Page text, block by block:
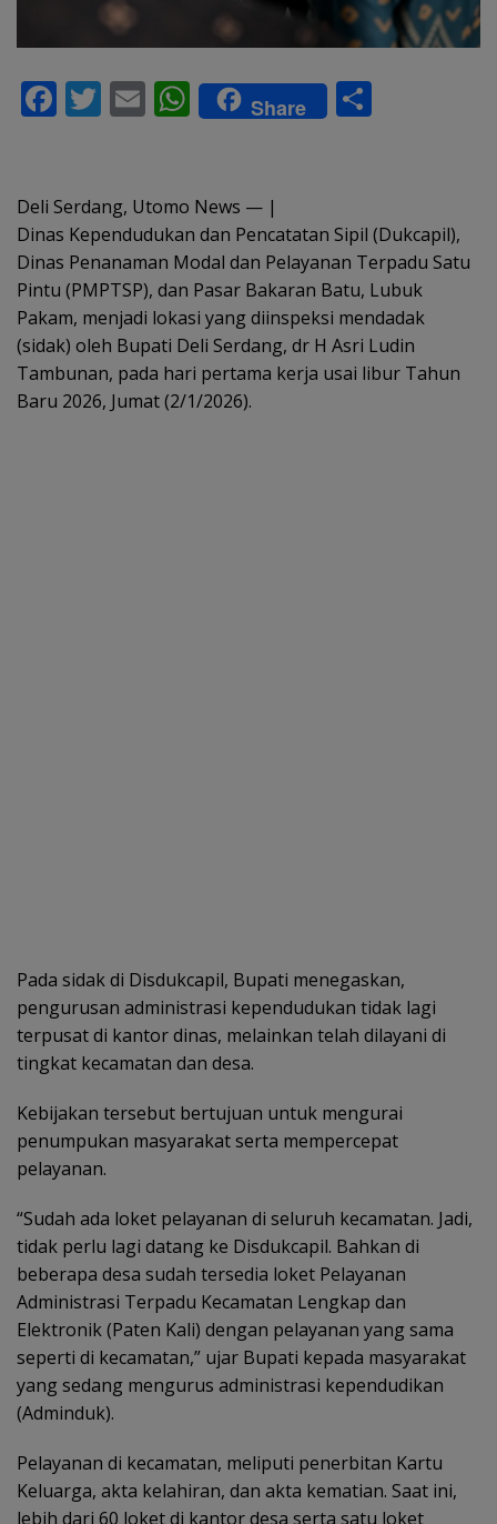
F
b
o
o
k
T
er
E
l
W
h
s
A
p
p
Share
Deli Serdang, Utomo News — |
Dinas Kependudukan dan Pencatatan Sipil (Dukcapil),
Dinas Penanaman Modal dan Pelayanan Terpadu Satu
Pintu (PMPTSP), dan Pasar Bakaran Batu, Lubuk
Pakam, menjadi lokasi yang diinspeksi mendadak
(sidak) oleh Bupati Deli Serdang, dr H Asri Ludin
Tambunan, pada hari pertama kerja usai libur Tahun
Baru 2026, Jumat (2/1/2026).
Pada sidak di Disdukcapil, Bupati menegaskan,
pengurusan administrasi kependudukan tidak lagi
terpusat di kantor dinas, melainkan telah dilayani di
tingkat kecamatan dan desa.
Kebijakan tersebut bertujuan untuk mengurai
penumpukan masyarakat serta mempercepat
pelayanan.
“Sudah ada loket pelayanan di seluruh kecamatan. Jadi,
tidak perlu lagi datang ke Disdukcapil. Bahkan di
beberapa desa sudah tersedia loket Pelayanan
Administrasi Terpadu Kecamatan Lengkap dan
Elektronik (Paten Kali) dengan pelayanan yang sama
seperti di kecamatan,” ujar Bupati kepada masyarakat
yang sedang mengurus administrasi kependudikan
(Adminduk).
Pelayanan di kecamatan, meliputi penerbitan Kartu
Keluarga, akta kelahiran, dan akta kematian. Saat ini,
lebih dari 60 loket di kantor desa serta satu loket